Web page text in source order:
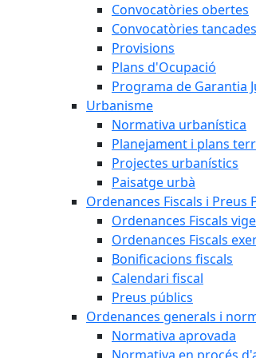
Convocatòries obertes
Convocatòries tancades
Provisions
Plans d'Ocupació
Programa de Garantia
Urbanisme
Normativa urbanística
Planejament i plans
Projectes urbanístics
Paisatge urbà
Ordenances Fiscals i Preus
Ordenances Fiscals
Ordenances Fiscals
Bonificacions fiscals
Calendari fiscal
Preus públics
Ordenances generals i
Normativa aprovada